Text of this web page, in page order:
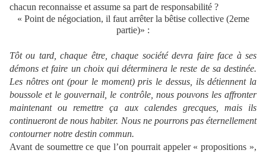
chacun reconnaisse et assume sa part de responsabilité ?
« Point de négociation, il faut arrêter la bêtise collective (2eme
partie)» :
Tôt ou tard, chaque être, chaque société devra faire face à ses
démons et faire un choix qui déterminera le reste de sa destinée.
Les nôtres ont (pour le moment) pris le dessus, ils détiennent la
boussole et le gouvernail, le contrôle, nous pouvons les affronter
maintenant ou remettre ça aux calendes grecques, mais ils
continueront de nous habiter. Nous ne pourrons pas éternellement
contourner notre destin commun.
Avant de soumettre ce que l’on pourrait appeler « propositions »,